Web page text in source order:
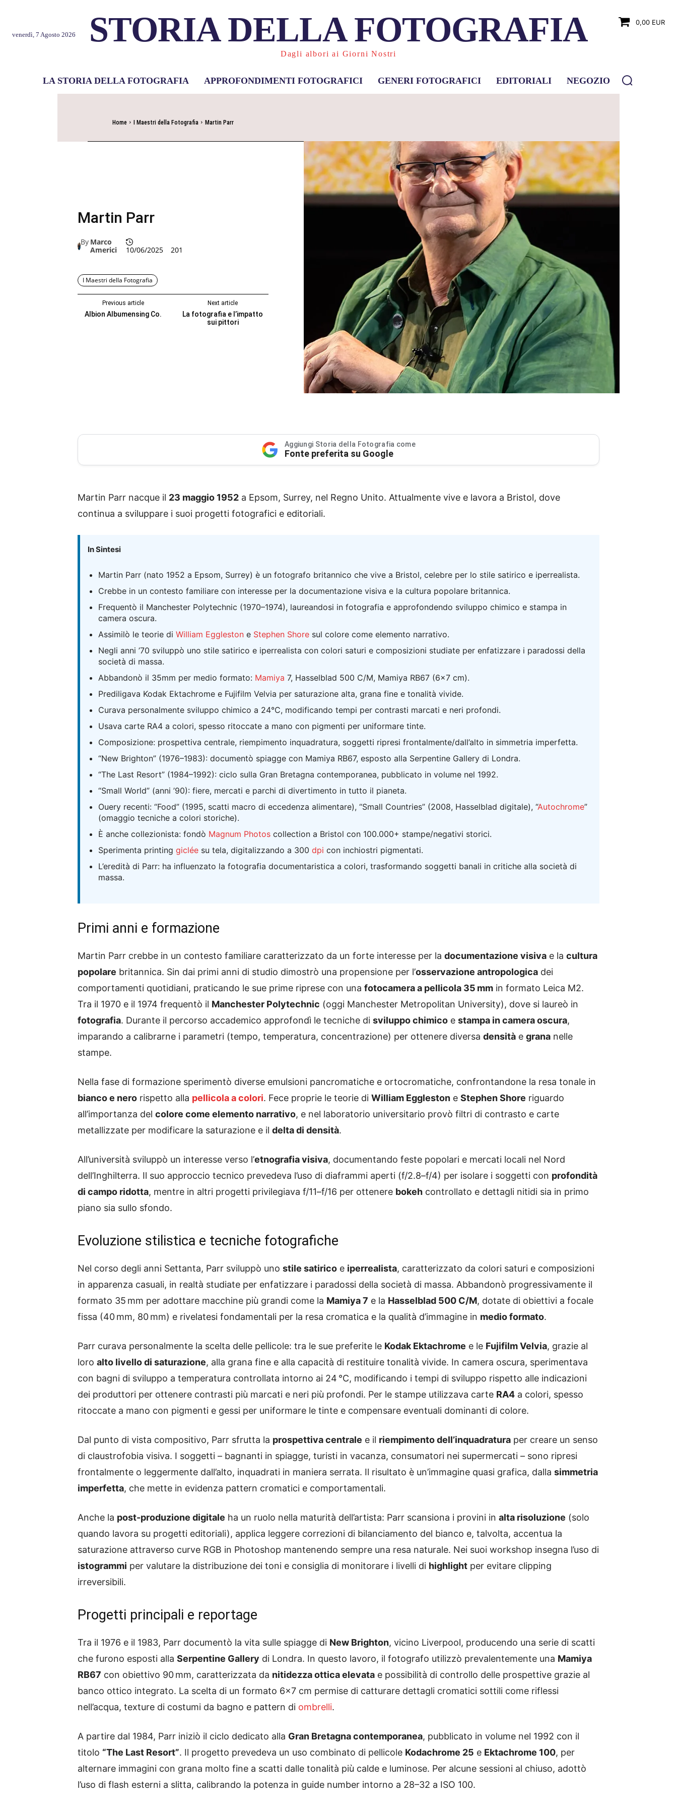
venerdì, 7 Agosto 2026 STORIA DELLA FOTOGRAFIA
Dagli albori ai Giorni Nostri
0,00 EUR
LA STORIA DELLA FOTOGRAFIA APPROFONDIMENTI FOTOGRAFICI GENERI FOTOGRAFICI EDITORIALI NEGOZIO
Home I Maestri della Fotografia Martin Parr
Martin Parr
By Marco
Americi
10/06/2025 201
I Maestri della Fotografia
Previous article
Albion Albumensing Co.
Next article
La fotografia e l’impatto
sui pittori
Aggiungi Storia della Fotografia come
Fonte preferita su Google
Martin Parr nacque il 23 maggio 1952 a Epsom, Surrey, nel Regno Unito. Attualmente vive e lavora a Bristol, dove
continua a sviluppare i suoi progetti fotografici e editoriali.
In Sintesi
Martin Parr (nato 1952 a Epsom, Surrey) è un fotografo britannico che vive a Bristol, celebre per lo stile satirico e iperrealista.
Crebbe in un contesto familiare con interesse per la documentazione visiva e la cultura popolare britannica.
Frequentò il Manchester Polytechnic (1970–1974), laureandosi in fotografia e approfondendo sviluppo chimico e stampa in
camera oscura.
Assimilò le teorie di William Eggleston e Stephen Shore sul colore come elemento narrativo.
Negli anni ’70 sviluppò uno stile satirico e iperrealista con colori saturi e composizioni studiate per enfatizzare i paradossi della
società di massa.
Abbandonò il 35mm per medio formato: Mamiya 7, Hasselblad 500 C/M, Mamiya RB67 (6×7 cm).
Prediligava Kodak Ektachrome e Fujifilm Velvia per saturazione alta, grana fine e tonalità vivide.
Curava personalmente sviluppo chimico a 24°C, modificando tempi per contrasti marcati e neri profondi.
Usava carte RA4 a colori, spesso ritoccate a mano con pigmenti per uniformare tinte.
Composizione: prospettiva centrale, riempimento inquadratura, soggetti ripresi frontalmente/dall’alto in simmetria imperfetta.
“New Brighton” (1976–1983): documentò spiagge con Mamiya RB67, esposto alla Serpentine Gallery di Londra.
“The Last Resort” (1984–1992): ciclo sulla Gran Bretagna contemporanea, pubblicato in volume nel 1992.
“Small World” (anni ’90): fiere, mercati e parchi di divertimento in tutto il pianeta.
Ouery recenti: “Food” (1995, scatti macro di eccedenza alimentare), “Small Countries” (2008, Hasselblad digitale), “Autochrome”
(omaggio tecniche a colori storiche).
È anche collezionista: fondò Magnum Photos collection a Bristol con 100.000+ stampe/negativi storici.
Sperimenta printing giclée su tela, digitalizzando a 300 dpi con inchiostri pigmentati.
L’eredità di Parr: ha influenzato la fotografia documentaristica a colori, trasformando soggetti banali in critiche alla società di
massa.
Primi anni e formazione
Martin Parr crebbe in un contesto familiare caratterizzato da un forte interesse per la documentazione visiva e la cultura
popolare britannica. Sin dai primi anni di studio dimostrò una propensione per l’osservazione antropologica dei
comportamenti quotidiani, praticando le sue prime riprese con una fotocamera a pellicola 35 mm in formato Leica M2.
Tra il 1970 e il 1974 frequentò il Manchester Polytechnic (oggi Manchester Metropolitan University), dove si laureò in
fotografia. Durante il percorso accademico approfondì le tecniche di sviluppo chimico e stampa in camera oscura,
imparando a calibrarne i parametri (tempo, temperatura, concentrazione) per ottenere diversa densità e grana nelle
stampe.
Nella fase di formazione sperimentò diverse emulsioni pancromatiche e ortocromatiche, confrontandone la resa tonale in
bianco e nero rispetto alla pellicola a colori. Fece proprie le teorie di William Eggleston e Stephen Shore riguardo
all’importanza del colore come elemento narrativo, e nel laboratorio universitario provò filtri di contrasto e carte
metallizzate per modificare la saturazione e il delta di densità.
All’università sviluppò un interesse verso l’etnografia visiva, documentando feste popolari e mercati locali nel Nord
dell’Inghilterra. Il suo approccio tecnico prevedeva l’uso di diaframmi aperti (f/2.8–f/4) per isolare i soggetti con profondità
di campo ridotta, mentre in altri progetti privilegiava f/11–f/16 per ottenere bokeh controllato e dettagli nitidi sia in primo
piano sia sullo sfondo.
Evoluzione stilistica e tecniche fotografiche
Nel corso degli anni Settanta, Parr sviluppò uno stile satirico e iperrealista, caratterizzato da colori saturi e composizioni
in apparenza casuali, in realtà studiate per enfatizzare i paradossi della società di massa. Abbandonò progressivamente il
formato 35 mm per adottare macchine più grandi come la Mamiya 7 e la Hasselblad 500 C/M, dotate di obiettivi a focale
fissa (40 mm, 80 mm) e rivelatesi fondamentali per la resa cromatica e la qualità d’immagine in medio formato.
Parr curava personalmente la scelta delle pellicole: tra le sue preferite le Kodak Ektachrome e le Fujifilm Velvia, grazie al
loro alto livello di saturazione, alla grana fine e alla capacità di restituire tonalità vivide. In camera oscura, sperimentava
con bagni di sviluppo a temperatura controllata intorno ai 24 °C, modificando i tempi di sviluppo rispetto alle indicazioni
dei produttori per ottenere contrasti più marcati e neri più profondi. Per le stampe utilizzava carte RA4 a colori, spesso
ritoccate a mano con pigmenti e gessi per uniformare le tinte e compensare eventuali dominanti di colore.
Dal punto di vista compositivo, Parr sfrutta la prospettiva centrale e il riempimento dell’inquadratura per creare un senso
di claustrofobia visiva. I soggetti – bagnanti in spiagge, turisti in vacanza, consumatori nei supermercati – sono ripresi
frontalmente o leggermente dall’alto, inquadrati in maniera serrata. Il risultato è un’immagine quasi grafica, dalla simmetria
imperfetta, che mette in evidenza pattern cromatici e comportamentali.
Anche la post-produzione digitale ha un ruolo nella maturità dell’artista: Parr scansiona i provini in alta risoluzione (solo
quando lavora su progetti editoriali), applica leggere correzioni di bilanciamento del bianco e, talvolta, accentua la
saturazione attraverso curve RGB in Photoshop mantenendo sempre una resa naturale. Nei suoi workshop insegna l’uso di
istogrammi per valutare la distribuzione dei toni e consiglia di monitorare i livelli di highlight per evitare clipping
irreversibili.
Progetti principali e reportage
Tra il 1976 e il 1983, Parr documentò la vita sulle spiagge di New Brighton, vicino Liverpool, producendo una serie di scatti
che furono esposti alla Serpentine Gallery di Londra. In questo lavoro, il fotografo utilizzò prevalentemente una Mamiya
RB67 con obiettivo 90 mm, caratterizzata da nitidezza ottica elevata e possibilità di controllo delle prospettive grazie al
banco ottico integrato. La scelta di un formato 6×7 cm permise di catturare dettagli cromatici sottili come riflessi
nell’acqua, texture di costumi da bagno e pattern di ombrelli.
A partire dal 1984, Parr iniziò il ciclo dedicato alla Gran Bretagna contemporanea, pubblicato in volume nel 1992 con il
titolo “The Last Resort”. Il progetto prevedeva un uso combinato di pellicole Kodachrome 25 e Ektachrome 100, per
alternare immagini con grana molto fine a scatti dalle tonalità più calde e luminose. Per alcune sessioni al chiuso, adottò
l’uso di flash esterni a slitta, calibrando la potenza in guide number intorno a 28–32 a ISO 100.